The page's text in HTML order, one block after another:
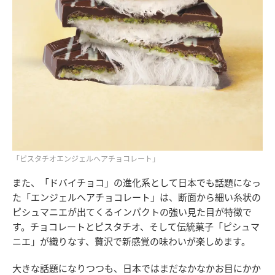
「ピスタチオエンジェルヘアチョコレート」
また、「ドバイチョコ」の進化系として日本でも話題になっ
た「エンジェルヘアチョコレート」は、断面から細い糸状の
ピシュマニエが出てくるインパクトの強い見た目が特徴で
す。チョコレートとピスタチオ、そして伝統菓子「ピシュマ
ニエ」が織りなす、贅沢で新感覚の味わいが楽しめます。
大きな話題になりつつも、日本ではまだなかなかお目にかか